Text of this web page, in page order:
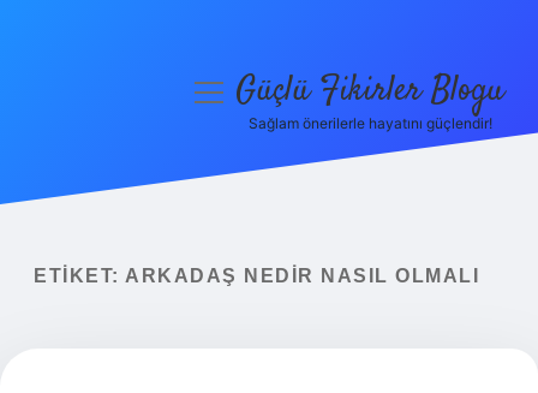
Yasal Uyarı
menüyüGüçlü Fikirler Blogu
Sağlam önerilerle hayatını güçlendir!
ETIKET: ARKADAŞ NEDIR NASIL OLMALI